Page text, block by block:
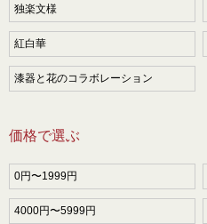
独楽文様
紅白華
漆器と花のコラボレーション
価格で選ぶ
0円〜1999円
4000円〜5999円